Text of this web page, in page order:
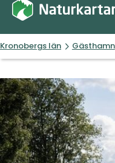
Kronobergs län Gästhamn